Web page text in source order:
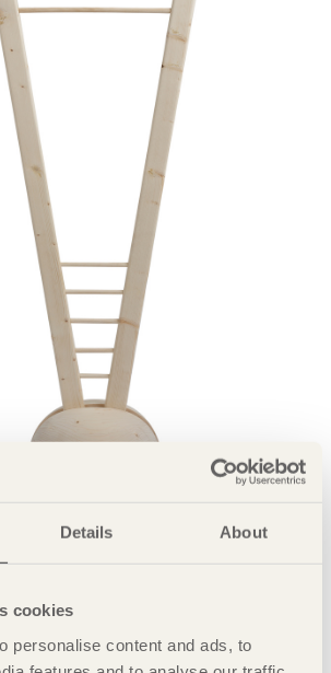
Details About
cookies
personalise content and ads, to